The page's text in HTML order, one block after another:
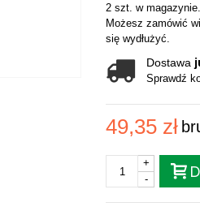
2 szt. w magazynie.
Możesz zamówić
się wydłużyć.
Dostawa
Sprawdź
49,35 zł
-
+